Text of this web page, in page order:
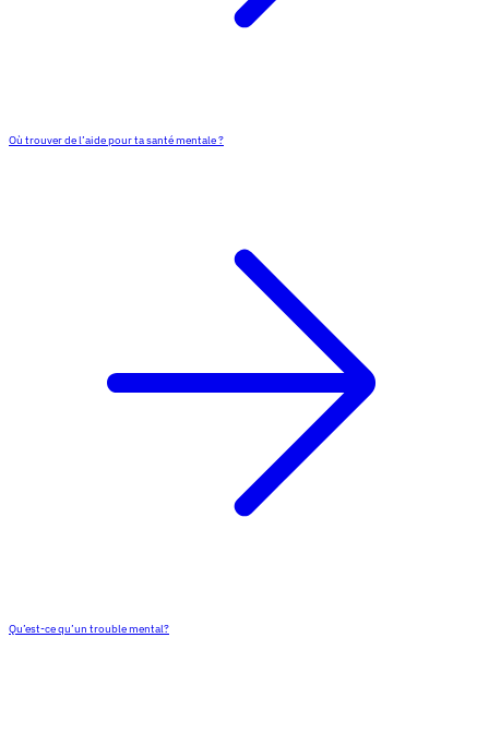
Où trouver de l’aide pour ta santé mentale ?
Qu’est-ce qu’un trouble mental?